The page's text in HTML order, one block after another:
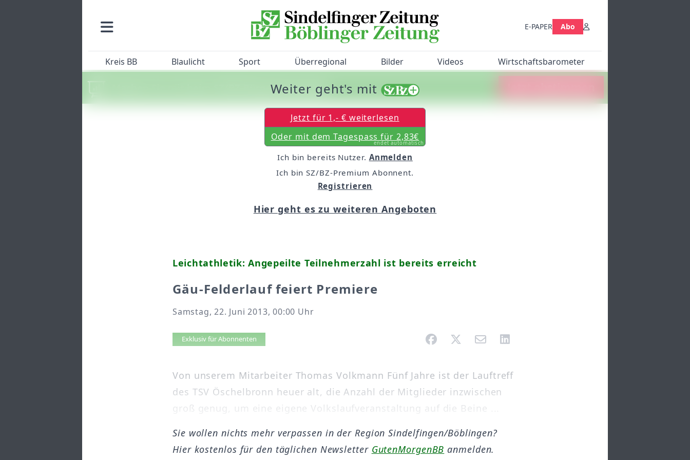
E-PAPER Abo
Kreis BB Blaulicht Sport Überregional Bilder Videos Wirtschaftsbarometer
Machen Sie mit beim SZ/BZ-Bürgerbarometer!
Leichtathletik: Angepeilte Teilnehmerzahl ist bereits erreicht
Gäu-Felderlauf feiert Premiere
Samstag, 22. Juni 2013, 00:00 Uhr
Artikel vorlesen
Exklusiv für Abonnenten
Von unserem Mitarbeiter Thomas Volkmann Fünf Jahre ist der Lauftreff
des TSV Öschelbronn heuer alt, die Anzahl der Mitglieder inzwischen
groß genug, um eine eigene Volkslaufveranstaltung auf die Beine ...
Weiter geht's mit
Jetzt für 1,- € weiterlesen
Oder mit dem Tagespass für 2,83€
endet automatisch
Ich bin bereits Nutzer. Anmelden
Ich bin SZ/BZ-Premium Abonnent.
Registrieren
Hier geht es zu weiteren Angeboten
Sie wollen nichts mehr verpassen in der Region Sindelfingen/Böblingen?
Hier kostenlos für den täglichen Newsletter GutenMorgenBB anmelden.